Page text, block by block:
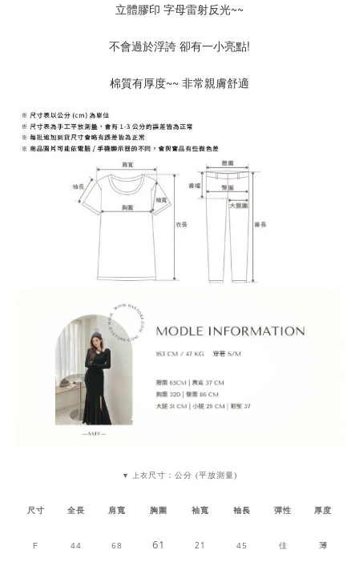
立體膠印 字母雷射反光~~
不會過於浮誇 卻有一小亮點!
棉質有厚度~~ 非常親膚舒適
▼ 上衣 尺寸：公分 (平放測量)
尺寸 全長 肩寬 胸圍 袖寬 袖長 彈性 厚度
F 44 68 61 21 45 佳 薄